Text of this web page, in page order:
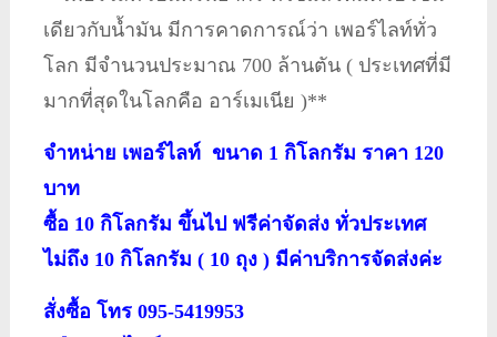
เดียวกับน้ำมัน มีการคาดการณ์ว่า เพอร์ไลท์ทั่ว
โลก มีจำนวนประมาณ 700 ล้านตัน ( ประเทศที่มี
มากที่สุดในโลกคือ อาร์เมเนีย )**
จำหน่าย เพอร์ไลท์ ขนาด 1 กิโลกรัม ราคา 120
บาท
ซื้อ 10 กิโลกรัม ขึ้นไป ฟรีค่าจัดส่ง ทั่วประเทศ
ไม่ถึง 10 กิโลกรัม ( 10 ถุง ) มีค่าบริการจัดส่งค่ะ
สั่งซื้อ โทร 095-5419953